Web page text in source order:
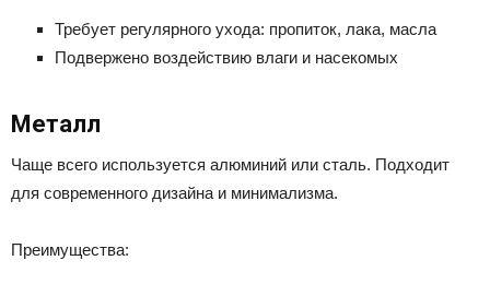
Требует регулярного ухода: пропиток, лака, масла
Подвержено воздействию влаги и насекомых
Металл
Чаще всего используется алюминий или сталь. Подходит
для современного дизайна и минимализма.
Преимущества: